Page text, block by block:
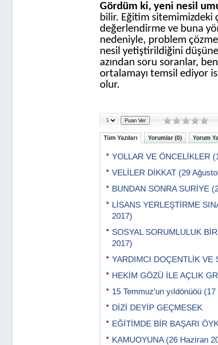
Gördüm ki, yeni nesil
bilir. Eğitim sitemimizdeki
değerlendirme ve buna
nedeniyle, problem
nesil yetiştirildiğini
azından soru soranlar,
ortalamayı temsil ediyor
olur.
Tüm Yazıları Yorumlar (0) Yorum
YOLLAR VE ÖNCELİKLER
VELİLER DİKKAT (29
BUNDAN SONRA SURİYE
LİSANS YERLEŞTİRME
2017)
SOSYAL SORUMLULUK
2017)
YARDIMCI DOÇENTLİK VE
HEKİM GÖZÜ İLE AÇLIK
15 Temmuz'un yıldönüöü
DİZİ DEYİP GEÇMESEK
EĞİTİMDE BİR BAŞARI
KAMUOYUNA (26 Haziran